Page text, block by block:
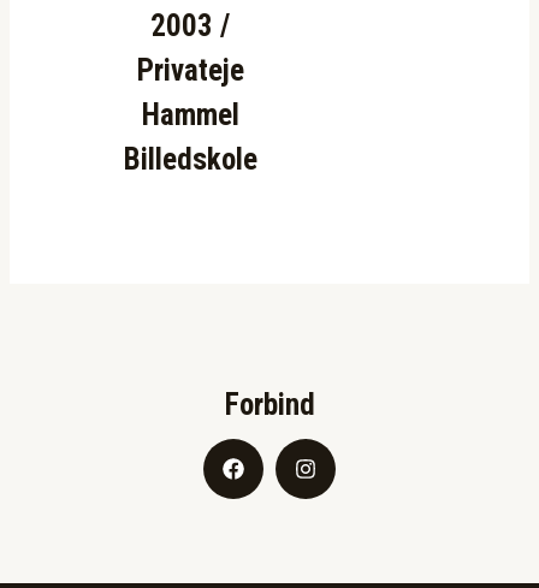
2003 /
Privateje
Hammel
Billedskole
Forbind